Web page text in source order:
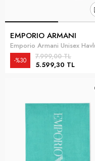
EMPORIO ARMANI
5.599,30 TL
7.999,00 TL
%30